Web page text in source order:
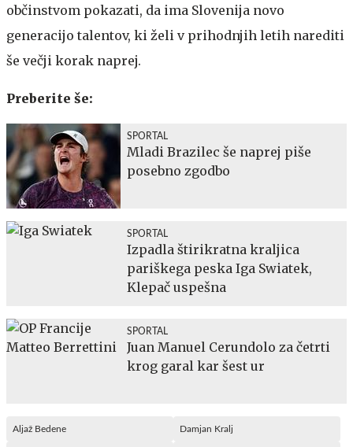
občinstvom pokazati, da ima Slovenija novo
generacijo talentov, ki želi v prihodnjih letih narediti
še večji korak naprej.
Preberite še:
SPORTAL
Mladi Brazilec še naprej piše
posebno zgodbo
SPORTAL
Izpadla štirikratna kraljica
pariškega peska Iga Swiatek,
Klepač uspešna
SPORTAL
Juan Manuel Cerundolo za četrti
krog garal kar šest ur
Aljaž Bedene Damjan Kralj